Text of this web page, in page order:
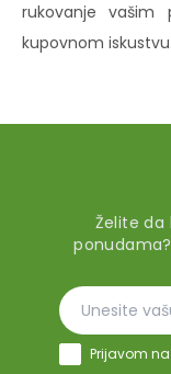
rukovanje vašim
kupovnom iskustvu.
Želite da
Prijavom